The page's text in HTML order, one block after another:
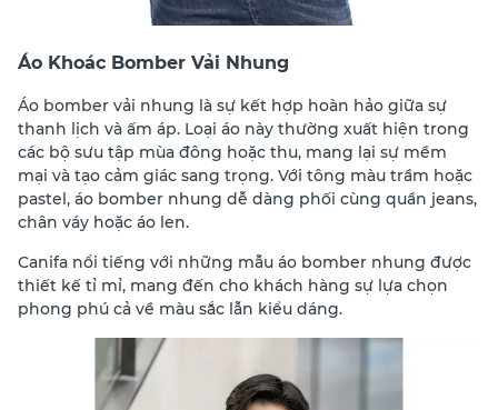
Áo Khoác Bomber Vải Nhung
Áo bomber vải nhung là sự kết hợp hoàn hảo giữa sự
thanh lịch và ấm áp. Loại áo này thường xuất hiện trong
các bộ sưu tập mùa đông hoặc thu, mang lại sự mềm
mại và tạo cảm giác sang trọng. Với tông màu trầm hoặc
pastel, áo bomber nhung dễ dàng phối cùng quần jeans,
chân váy hoặc áo len.
Canifa nổi tiếng với những mẫu áo bomber nhung được
thiết kế tỉ mỉ, mang đến cho khách hàng sự lựa chọn
phong phú cả về màu sắc lẫn kiểu dáng.